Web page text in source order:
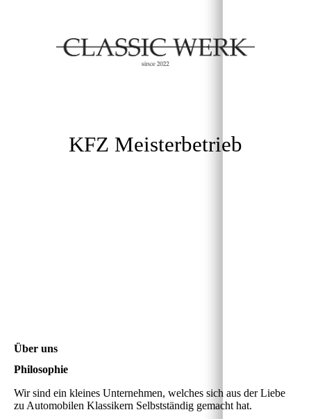
KFZ Meisterbetrieb
Über uns
Philosophie
Wir sind ein kleines Unternehmen, welches sich aus der Liebe
zu Automobilen Klassikern Selbstständig gemacht hat.